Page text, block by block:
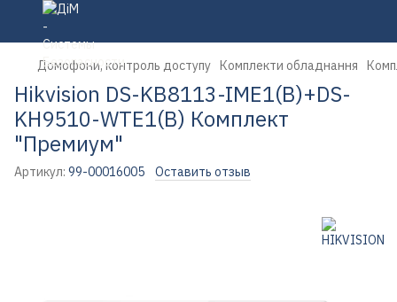
Домофони, контроль доступу Комплекти обладнання
Hikvision DS-KB8113-IME1(B)+DS-
KH9510-WTE1(B) Комплект
"Премиум"
Артикул: 99-00016005 Оставить отзыв